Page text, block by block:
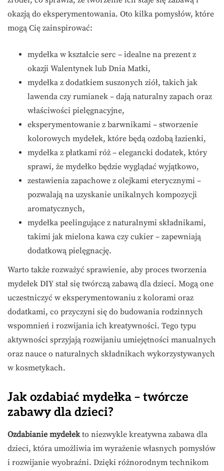
okazją do eksperymentowania. Oto kilka pomysłów, które
mogą Cię zainspirować:
mydełka w kształcie serc – idealne na prezent z
okazji Walentynek lub Dnia Matki,
mydełka z dodatkiem suszonych ziół, takich jak
lawenda czy rumianek – dają naturalny zapach oraz
właściwości pielęgnacyjne,
eksperymentowanie z barwnikami – stworzenie
kolorowych mydełek, które będą ozdobą łazienki,
mydełka z płatkami róż – elegancki dodatek, który
sprawi, że mydełko będzie wyglądać wyjątkowo,
zestawienia zapachowe z olejkami eterycznymi –
pozwalają na uzyskanie unikalnych kompozycji
aromatycznych,
mydełka peelingujące z naturalnymi składnikami,
takimi jak mielona kawa czy cukier – zapewniają
dodatkową pielęgnację.
Warto także rozważyć sprawienie, aby proces tworzenia
mydełek DIY stał się twórczą zabawą dla dzieci. Mogą one
uczestniczyć w eksperymentowaniu z kolorami oraz
dodatkami, co przyczyni się do budowania rodzinnych
wspomnień i rozwijania ich kreatywności. Tego typu
aktywności sprzyjają rozwijaniu umiejętności manualnych
oraz nauce o naturalnych składnikach wykorzystywanych
w kosmetykach.
Jak ozdabiać mydełka – twórcze
zabawy dla dzieci?
Ozdabianie mydełekto niezwykle kreatywna zabawa dla
dzieci, która umożliwia im wyrażenie własnych pomysłów
i rozwijanie wyobraźni. Dzięki różnorodnym technikom